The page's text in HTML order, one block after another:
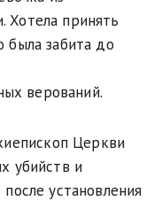
Хотела принять
была забита до
верований.
Церкви
убийств и
установления